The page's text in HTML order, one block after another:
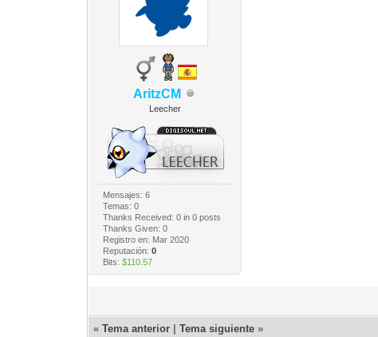
AritzCM
Leecher
Mensajes: 6
Temas: 0
Thanks Received: 0in 0 posts
Thanks Given: 0
Registro en: Mar 2020
Reputación: 0
Bits: $110.57
«Tema anterior |Tema siguiente »